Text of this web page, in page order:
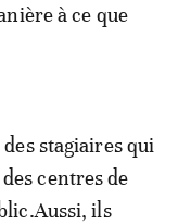
à ce que
stagiaires qui
centres de
ils